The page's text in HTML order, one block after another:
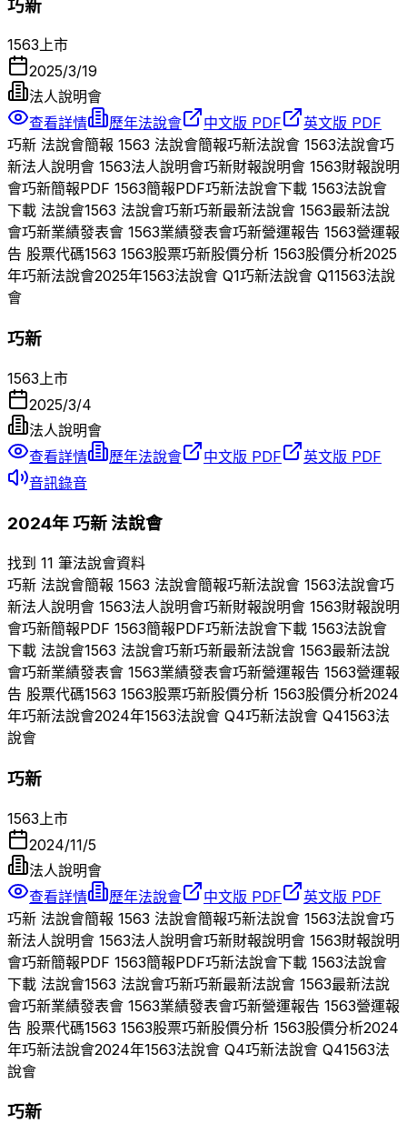
巧新
1563上市
2025/3/19
法人說明會
查看詳情
歷年法說會 中文版 PDF
英文版 PDF
巧新 法說會簡報 1563 法說會簡報巧新法說會 1563法說會巧
新法人說明會 1563法人說明會巧新財報說明會 1563財報說明
會巧新簡報PDF 1563簡報PDF巧新法說會下載 1563法說會
下載 法說會1563 法說會巧新巧新最新法說會 1563最新法說
會巧新業績發表會 1563業績發表會巧新營運報告 1563營運報
告 股票代碼1563 1563股票巧新股價分析 1563股價分析2025
年巧新法說會2025年1563法說會 Q1巧新法說會 Q11563法說
會
巧新
1563 上市
2025/3/4
法人說明會
查看詳情
歷年法說會 中文版 PDF
英文版 PDF
音訊錄音
2024年巧新法說會
找到 11 筆法說會資料
巧新 法說會簡報 1563 法說會簡報巧新法說會 1563法說會巧
新法人說明會 1563法人說明會巧新財報說明會 1563財報說明
會巧新簡報PDF 1563簡報PDF巧新法說會下載 1563法說會
下載 法說會1563 法說會巧新巧新最新法說會 1563最新法說
會巧新業績發表會 1563業績發表會巧新營運報告 1563營運報
告 股票代碼1563 1563股票巧新股價分析 1563股價分析2024
年巧新法說會2024年1563法說會 Q4巧新法說會 Q41563法
說會
巧新
1563 上市
2024/11/5
法人說明會
查看詳情
歷年法說會 中文版 PDF
英文版 PDF
巧新 法說會簡報 1563 法說會簡報巧新法說會 1563法說會巧
新法人說明會 1563法人說明會巧新財報說明會 1563財報說明
會巧新簡報PDF 1563簡報PDF巧新法說會下載 1563法說會
下載 法說會1563 法說會巧新巧新最新法說會 1563最新法說
會巧新業績發表會 1563業績發表會巧新營運報告 1563營運報
告 股票代碼1563 1563股票巧新股價分析 1563股價分析2024
年巧新法說會2024年1563法說會 Q4巧新法說會 Q41563法
說會
巧新